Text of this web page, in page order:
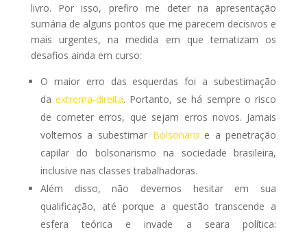
livro. Por isso, prefiro me deter na apresentação
sumária de alguns pontos que me parecem decisivos e
mais urgentes, na medida em que tematizam os
desafios ainda em curso:
O maior erro das esquerdas foi a subestimação
daextrema-direita. Portanto, se há sempre o risco
de cometer erros, que sejam erros novos. Jamais
voltemos a subestimar Bolsonaro e a penetração
capilar do bolsonarismo na sociedade brasileira,
inclusive nas classes trabalhadoras.
Além disso, não devemos hesitar em sua
qualificação, até porque a questão transcende a
esfera teórica e invade a seara política: